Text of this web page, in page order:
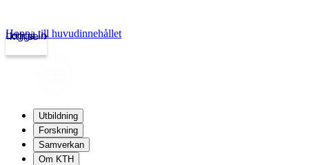
kth.se
Logga in
Hoppa till huvudinnehållet
Utbildning
Forskning
Samverkan
Om KTH